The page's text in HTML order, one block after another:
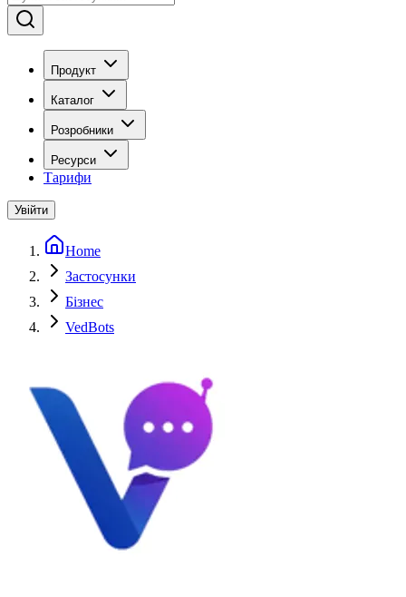
Продукт
Каталог
Розробники
Ресурси
Тарифи
Увійти
Home
Застосунки
Бізнес
VedBots